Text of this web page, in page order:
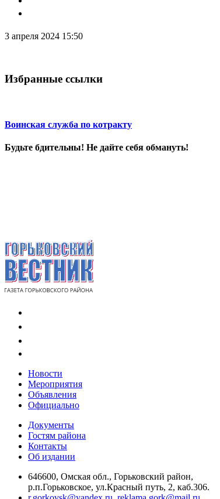
3 апреля 2024 15:50
Избранные ссылки
Воинская служба по котракту
Будьте бдительны! Не дайте себя обмануть!
Новости
Мероприятия
Объявления
Официально
Документы
Гостям района
Контакты
Об издании
646600, Омская обл., Горьковский район,
р.п.Горьковское, ул.Красный путь, 2, каб.306.